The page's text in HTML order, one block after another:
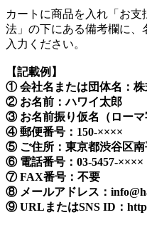
カートに商品を入れ「お
法」の下にある備考欄に
入力ください。
【記載例】
① 会社名または団体名：
② お名前：ハワイ太郎
③ お名前振り仮名（ロー
④ 郵便番号：150-××××
⑤ ご住所：東京都渋谷区南
⑥ 電話番号：03-5457-××××
⑦ FAX番号：不要
⑧ メールアドレス：
⑨ URLまたはSNS ID：